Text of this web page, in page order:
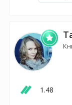
1.48